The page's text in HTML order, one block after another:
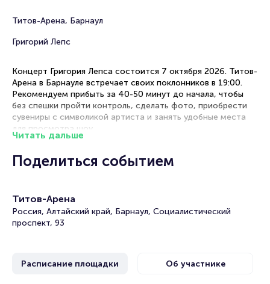
Титов-Арена, Барнаул
Григорий Лепс
Концерт Григория Лепса состоится 7 октября 2026. Титов-
Арена в Барнауле встречает своих поклонников в 19:00.
Рекомендуем прибыть за 40-50 минут до начала, чтобы
без спешки пройти контроль, сделать фото, приобрести
сувениры с символикой артиста и занять удобные места
для просмотра шоу.
к своему кумиру
Фан-зона — оптимальное сочетание хорошего обзора и
возможности погрузиться в атмосферу выступления
Читать дальше
Поделиться событием
Титов-Арена
Россия, Алтайский край, Барнаул, Социалистический
проспект, 93
Расписание площадки Об участнике